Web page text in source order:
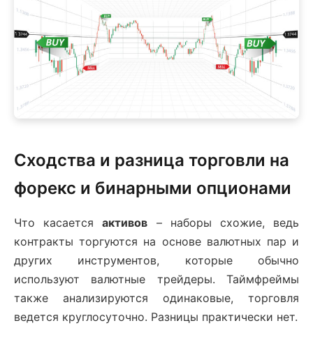
Сходства и разница торговли на
форекс и бинарными опционами
Что касаетсяактивов – наборы схожие, ведь
контракты торгуются на основе валютных пар и
других инструментов, которые обычно
используют валютные трейдеры. Таймфреймы
также анализируются одинаковые, торговля
ведется круглосуточно. Разницы практически нет.